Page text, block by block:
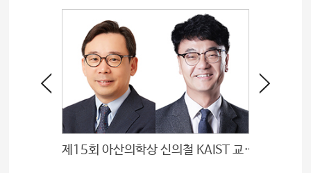
제15회 아산의학상 신의철 KAIST 교수 · 이정민 서울의대 교수 수상